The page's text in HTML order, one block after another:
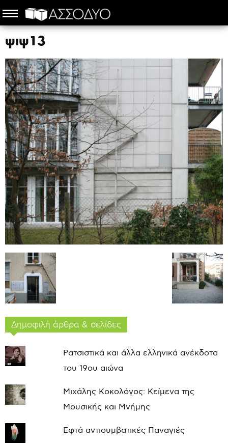
ψιψ13
Δημοφιλή άρθρα & σελίδες
Ρατσιστικά και άλλα ελληνικά ανέκδοτα
του 19ου αιώνα
Μιχάλης Κοκολόγος: Κείμενα της
Μουσικής και Μνήμης
Εφτά αντισυμβατικές Παναγιές